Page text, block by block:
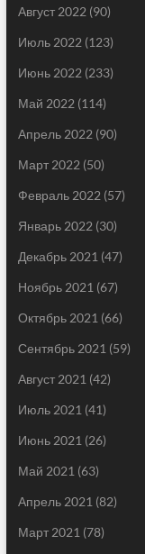
Август 2022 (90)
Июль 2022 (123)
Июнь 2022 (233)
Май 2022 (114)
Апрель 2022 (90)
Март 2022 (50)
Февраль 2022 (57)
Январь 2022 (30)
Декабрь 2021 (47)
Ноябрь 2021 (67)
Октябрь 2021 (66)
Сентябрь 2021 (59)
Август 2021 (42)
Июль 2021 (41)
Июнь 2021 (26)
Май 2021 (63)
Апрель 2021 (82)
Март 2021 (78)